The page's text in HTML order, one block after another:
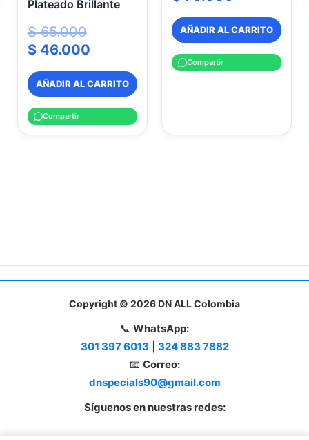
Plateado Brillante
$65.000
$46.000
AÑADIR AL CARRITO
Compartir
AÑADIR AL CARRITO
Compartir
Copyright © 2026 DN ALL Colombia
📞 WhatsApp:
301 397 6013
324 883 7882
📧 Correo:
dnspecials90@gmail.com
Síguenos en nuestras redes: